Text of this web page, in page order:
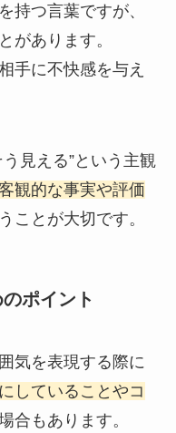
持つ言葉ですが、
があります。
手に不快感を与え
見える”という主観
観的な事実や評価
ことが大切です。
ポイント
気を表現する際に
していることやコ
合もあります。